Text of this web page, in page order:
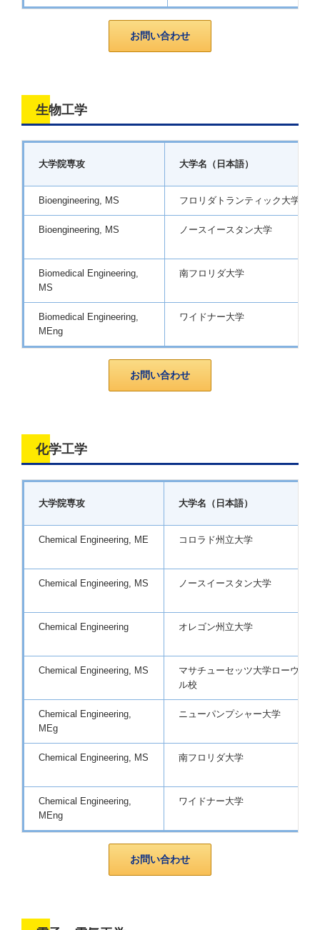
お問い合わせ
生物工学
大学院専攻 大学名（日本語）
Bioengineering, MS フロリダトランティック大学
Bioengineering, MS ノースイースタン大学
Biomedical Engineering,
MS
南フロリダ大学
Biomedical Engineering,
MEng
ワイドナー大学
お問い合わせ
化学工学
大学院専攻 大学名（日本語）
Chemical Engineering, ME コロラド州立大学
Chemical Engineering, MS ノースイースタン大学
Chemical Engineering オレゴン州立大学
Chemical Engineering, MS
マサチューセッツ大学ローウェ
ル校
Chemical Engineering,
MEg
ニューパンプシャー大学
Chemical Engineering, MS 南フロリダ大学
Chemical Engineering,
MEng
ワイドナー大学
お問い合わせ